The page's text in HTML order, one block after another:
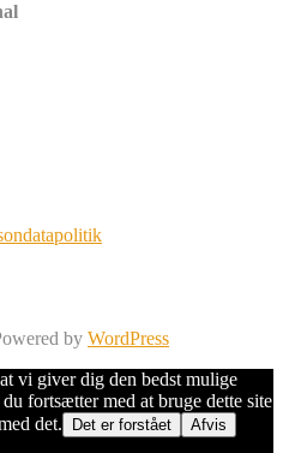
by WordPress
vi giver dig den bedst mulige
fortsætter med at bruge dette site
det.
Det er forstået
Afvis